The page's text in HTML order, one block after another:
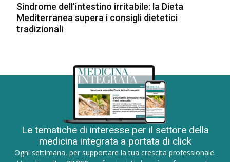
Sindrome dell’intestino irritabile: la Dieta
Mediterranea supera i consigli dietetici
tradizionali
Le tematiche di interesse per il settore della
medicina integrata a portata di click
Ogni settimana, per supportare la tua crescita professionale.